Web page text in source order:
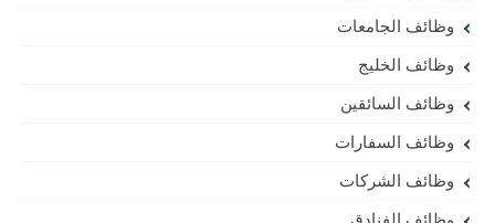
وظائف الجامعات
وظائف الخليج
وظائف السائقين
وظائف السفارات
وظائف الشركات
وظائف الفنادق